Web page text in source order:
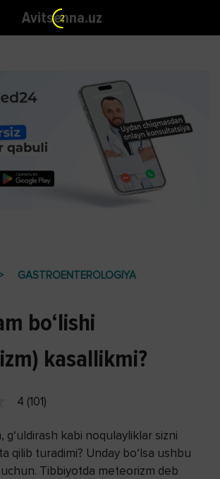
Avitsenna.uz
GASTROENTEROLOGIYA
bo‘lishi
kasallikmi?
4 (101)
g‘uldirash kabi noqulayliklar sizni
qilib turadimi? Unday bo‘lsa ushbu
uchun. Tibbiyotda meteorizm deb
1